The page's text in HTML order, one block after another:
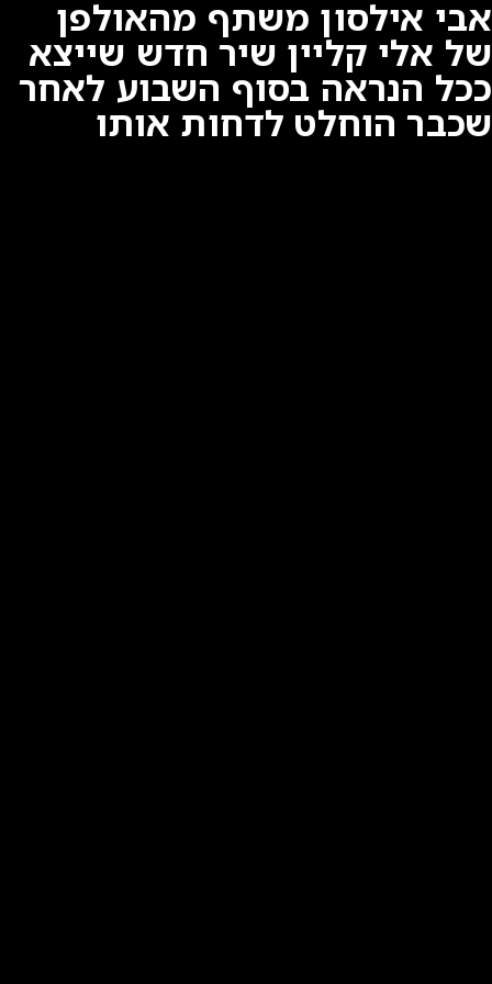
אבי אילסון משתף מהאולפן
של אלי קליין שיר חדש שייצא
ככל הנראה בסוף השבוע לאחר
שכבר הוחלט לדחות אותו